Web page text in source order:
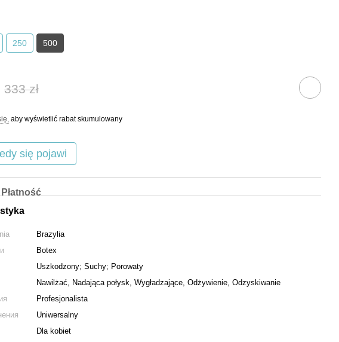
250 500
333 zł
aby wyświetlić rabat skumulowany
się pojawi
Płatność
Brazylia
Botex
Uszkodzony; Suchy; Porowaty
Nawilżać, Nadająca połysk, Wygładzające, Odżywienie, Odzyskiwanie
Profesjonalista
Uniwersalny
Dla kobiet